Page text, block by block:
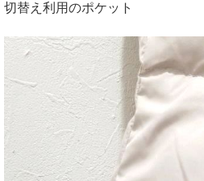
切替え利用のポケット